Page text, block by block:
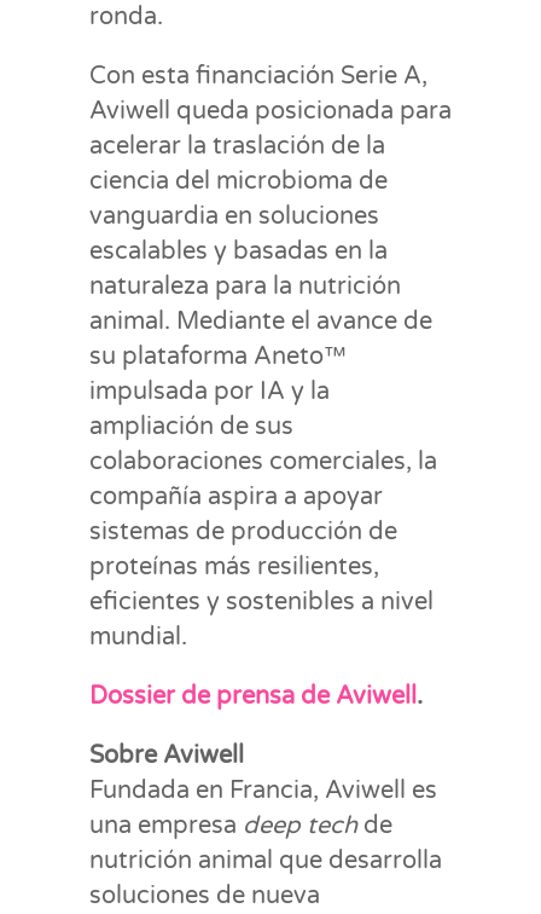
ronda.
Con esta financiación Serie A,
Aviwell queda posicionada para
acelerar la traslación de la
ciencia del microbioma de
vanguardia en soluciones
escalables y basadas en la
naturaleza para la nutrición
animal. Mediante el avance de
su plataforma Aneto™
impulsada por IA y la
ampliación de sus
colaboraciones comerciales, la
compañía aspira a apoyar
sistemas de producción de
proteínas más resilientes,
eficientes y sostenibles a nivel
mundial.
Dossier de prensa de Aviwell.
Sobre Aviwell
Fundada en Francia, Aviwell es
una empresa deep techde
nutrición animal que desarrolla
soluciones de nueva